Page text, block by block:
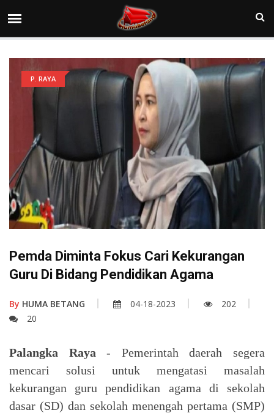
P. RAYA
Pemda Diminta Fokus Cari Kekurangan
Guru Di Bidang Pendidikan Agama
By HUMA BETANG 04-18-2023
202
20
Palangka Raya - Pemerintah daerah segera
mencari solusi untuk mengatasi masalah
kekurangan guru pendidikan agama di sekolah
dasar (SD) dan sekolah menengah pertama (SMP)